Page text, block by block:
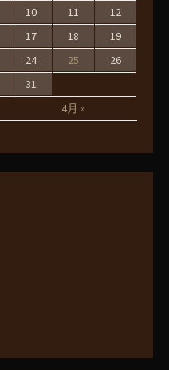
4月 »
10 11
12
17 18
19
24 25
26
31